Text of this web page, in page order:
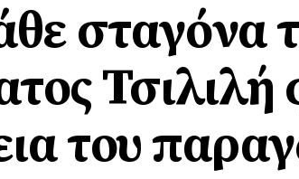
σταγόνα
Τσιλιλή
του